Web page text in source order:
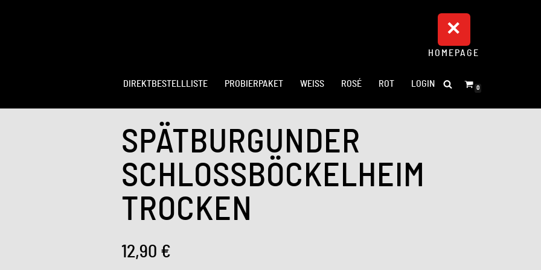
HOMEPAGE
DIREKTBESTELLLISTE PROBIERPAKET WEISS ROSÉ ROT LOGIN 0
SPÄTBURGUNDER
SCHLOSSBÖCKELHEIM
TROCKEN
12,90 €